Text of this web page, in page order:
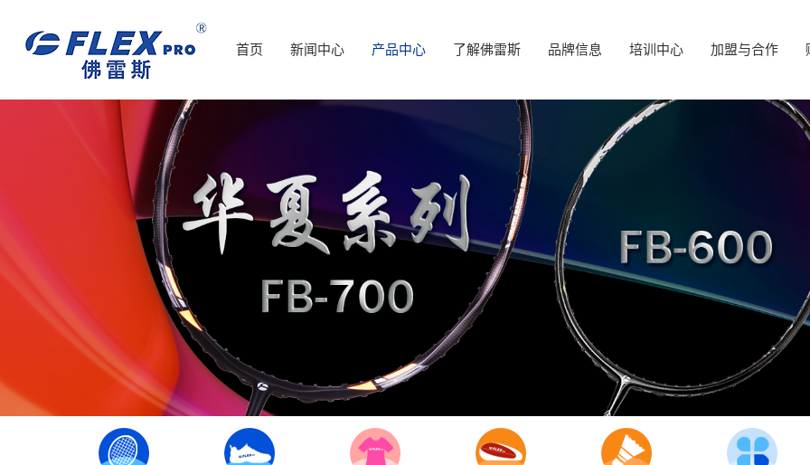
首页 新闻中心 产品中心 了解佛雷斯 品牌信息 培训中心 加盟与合作